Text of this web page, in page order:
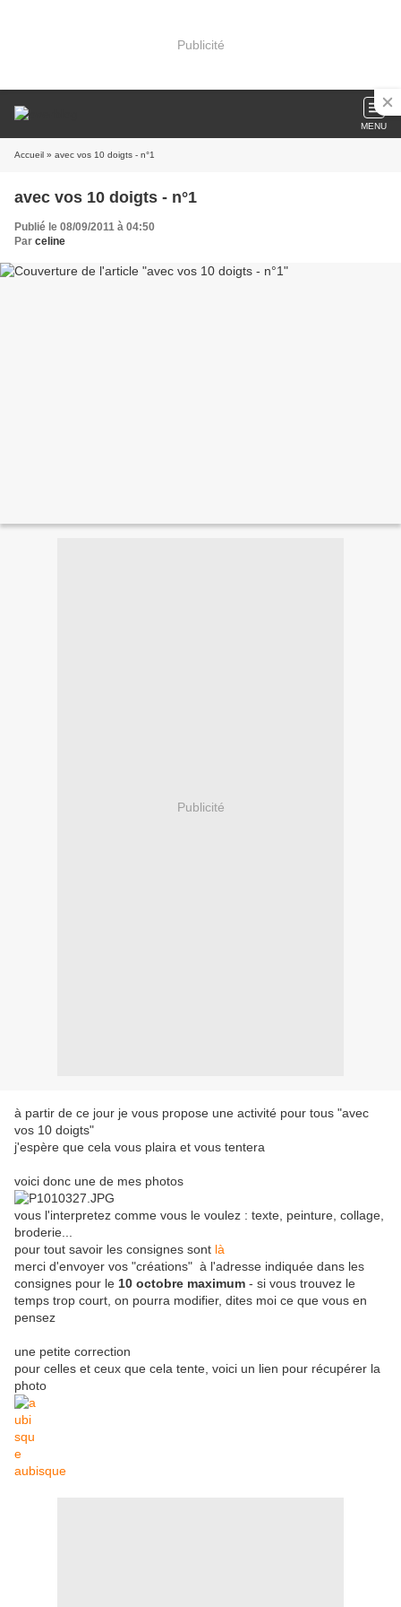
Publicité
MENU
Accueil » avec vos 10 doigts - n°1
avec vos 10 doigts - n°1
Publié le 08/09/2011 à 04:50
Par celine
Publicité
à partir de ce jour je vous propose une activité pour tous "avec
vos 10 doigts"
j'espère que cela vous plaira et vous tentera
voici donc une de mes photos
vous l'interpretez comme vous le voulez : texte, peinture, collage,
broderie...
pour tout savoir les consignes sont là
merci d'envoyer vos "créations" à l'adresse indiquée dans les
consignes pour le 10 octobre maximum - si vous trouvez le
temps trop court, on pourra modifier, dites moi ce que vous en
pensez
une petite correction
pour celles et ceux que cela tente, voici un lien pour récupérer la
photo
aubisque